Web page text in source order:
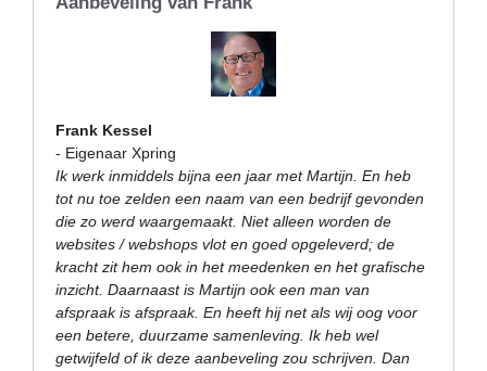
Frank Kessel
- Eigenaar Xpring
Ik werk inmiddels bijna een jaar met Martijn. En heb
tot nu toe zelden een naam van een bedrijf gevonden
die zo werd waargemaakt. Niet alleen worden de
websites / webshops vlot en goed opgeleverd; de
kracht zit hem ook in het meedenken en het grafische
inzicht. Daarnaast is Martijn ook een man van
afspraak is afspraak. En heeft hij net als wij oog voor
een betere, duurzame samenleving. Ik heb wel
getwijfeld of ik deze aanbeveling zou schrijven. Dan